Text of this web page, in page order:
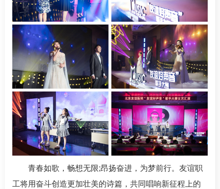
青春如歌，畅想无限;昂扬奋进，为梦前行。友谊职
工将用奋斗创造更加壮美的诗篇，共同唱响新征程上的